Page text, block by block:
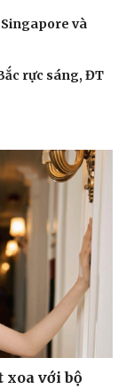
Gia đình
Singapore và
rực sáng, ĐT
xoa với bộ